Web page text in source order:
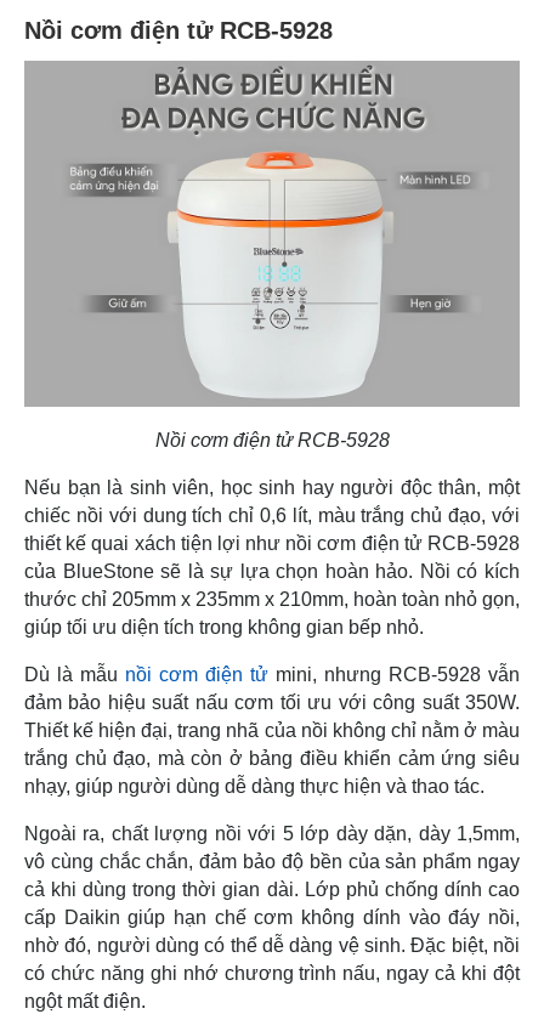
Nồi cơm điện tử RCB-5928
Nồi cơm điện tử RCB-5928
Nếu bạn là sinh viên, học sinh hay người độc thân, một
chiếc nồi với dung tích chỉ 0,6 lít, màu trắng chủ đạo, với
thiết kế quai xách tiện lợi như nồi cơm điện tử RCB-5928
của BlueStone sẽ là sự lựa chọn hoàn hảo. Nồi có kích
thước chỉ 205mm x 235mm x 210mm, hoàn toàn nhỏ gọn,
giúp tối ưu diện tích trong không gian bếp nhỏ.
Dù là mẫu nồi cơm điện tử mini, nhưng RCB-5928 vẫn
đảm bảo hiệu suất nấu cơm tối ưu với công suất 350W.
Thiết kế hiện đại, trang nhã của nồi không chỉ nằm ở màu
trắng chủ đạo, mà còn ở bảng điều khiển cảm ứng siêu
nhạy, giúp người dùng dễ dàng thực hiện và thao tác.
Ngoài ra, chất lượng nồi với 5 lớp dày dặn, dày 1,5mm,
vô cùng chắc chắn, đảm bảo độ bền của sản phẩm ngay
cả khi dùng trong thời gian dài. Lớp phủ chống dính cao
cấp Daikin giúp hạn chế cơm không dính vào đáy nồi,
nhờ đó, người dùng có thể dễ dàng vệ sinh. Đặc biệt, nồi
có chức năng ghi nhớ chương trình nấu, ngay cả khi đột
ngột mất điện.